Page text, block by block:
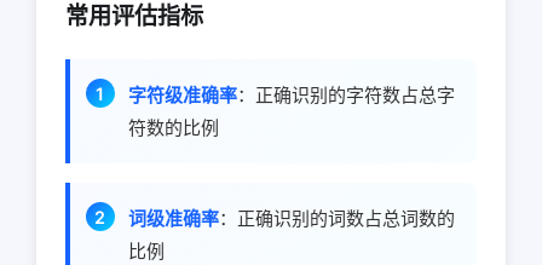
常用评估指标
字符级准确率：正确识别的字符数占总字
符数的比例
词级准确率：正确识别的词数占总词数的
比例